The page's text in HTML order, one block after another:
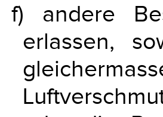
f) andere
erlassen,